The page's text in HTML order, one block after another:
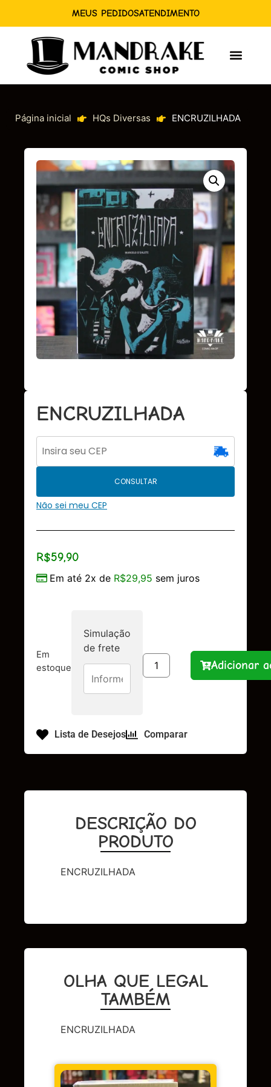
MEUS PEDIDOSATENDIMENTO
Página inicial HQs Diversas ENCRUZILHADA
ENCRUZILHADA
CONSULTAR
Não sei meu CEP
R$59,90
Em até 2x de R$29,95 sem juros
Em
estoque
Simulação
de frete
Adicionar
Lista de Desejos Comparar
DESCRIÇÃO DO
PRODUTO
ENCRUZILHADA
OLHA QUE LEGAL
TAMBÉM
ENCRUZILHADA